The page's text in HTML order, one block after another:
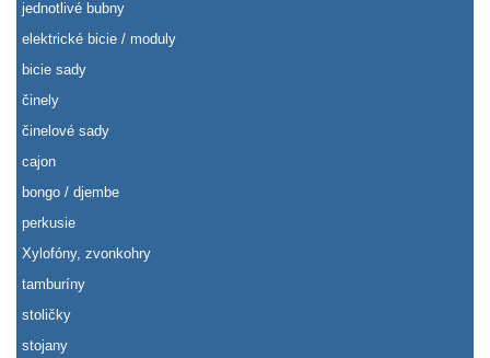
jednotlivé bubny
elektrické bicie / moduly
bicie sady
činely
činelové sady
cajon
bongo / djembe
perkusie
Xylofóny, zvonkohry
tamburíny
stoličky
stojany